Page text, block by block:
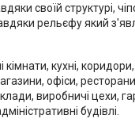
своїй структурі,
рельєфу який
кухні, коридори,
офіси,
виробничі цехи,
будівлі.